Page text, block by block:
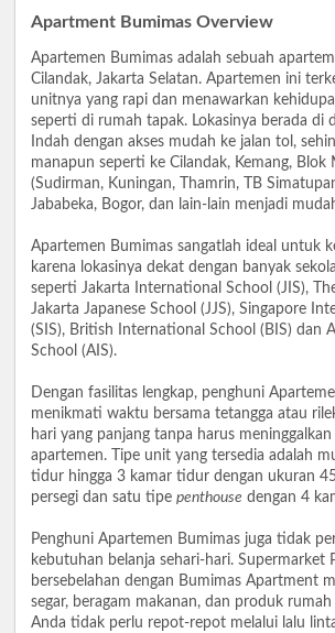
Apartment Bumimas Overview
Apartemen Bumimas adalah sebuah
Cilandak, Jakarta Selatan. Apartemen ini
unitnya yang rapi dan menawarkan
seperti di rumah tapak. Lokasinya berada di
Indah dengan akses mudah ke jalan tol,
manapun seperti ke Cilandak, Kemang, Blok
(Sudirman, Kuningan, Thamrin, TB
Jababeka, Bogor, dan lain-lain menjadi
Apartemen Bumimas sangatlah ideal untuk
karena lokasinya dekat dengan banyak
seperti Jakarta International School (JIS),
Jakarta Japanese School (JJS), Singapore
(SIS), British International School (BIS) dan
School (AIS).
Dengan fasilitas lengkap, penghuni
menikmati waktu bersama tetangga atau
hari yang panjang tanpa harus
apartemen. Tipe unit yang tersedia adalah
tidur hingga 3 kamar tidur dengan ukuran
persegi dan satu tipe penthouse dengan 4
Penghuni Apartemen Bumimas juga tidak
kebutuhan belanja sehari-hari. Supermarket
bersebelahan dengan Bumimas Apartment
segar, beragam makanan, dan produk rumah
Anda tidak perlu repot-repot melalui lalu